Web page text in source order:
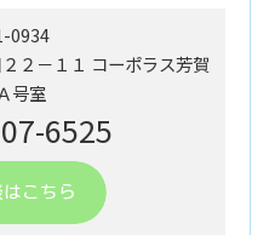
0934
２－１１ ​コーポラス芳賀
号室
6525
こちら